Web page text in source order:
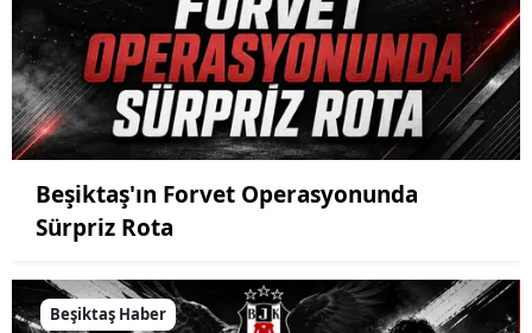
Beşiktaş'ın Forvet Operasyonunda
Sürpriz Rota
Beşiktaş Haber